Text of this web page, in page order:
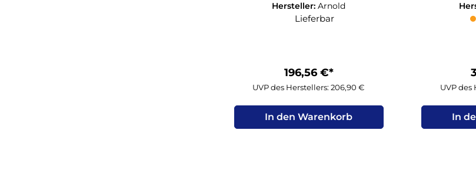
Hersteller:Arnold
Lieferbar
196,56 €*
UVP des Herstellers: 206,90 €
In den Warenkorb
UVP des
In